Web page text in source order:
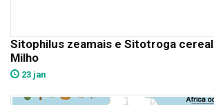
Sitophilus zeamais e Sitotroga
Milho
23 jan